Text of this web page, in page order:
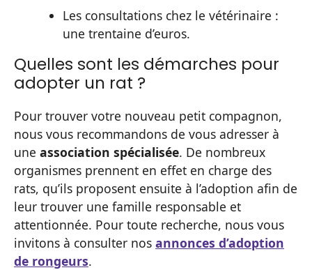
Les consultations chez le vétérinaire :
une trentaine d’euros.
Quelles sont les démarches pour
adopter un rat ?
Pour trouver votre nouveau petit compagnon,
nous vous recommandons de vous adresser à
une association spécialisée. De nombreux
organismes prennent en effet en charge des
rats, qu’ils proposent ensuite à l’adoption afin de
leur trouver une famille responsable et
attentionnée. Pour toute recherche, nous vous
invitons à consulter nos annonces d’adoption
de rongeurs.